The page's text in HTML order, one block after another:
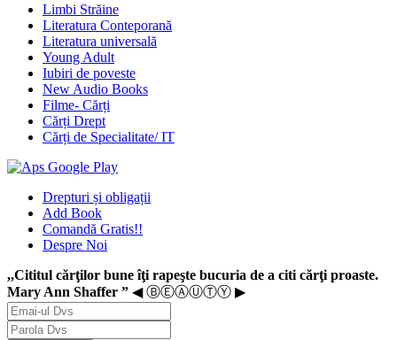
Limbi Străine
Literatura Conteporană
Literatura universală
Young Adult
Iubiri de poveste
New Audio Books
Filme- Cărți
Cărți Drept
Cărți de Specialitate/ IT
Drepturi și obligații
Add Book
Comandă Gratis!!
Despre Noi
,,Cititul cărţilor bune îţi rapeşte bucuria de a citi cărţi proaste.
Mary Ann Shaffer ” ◀ ⒷⒺⒶⓊⓉⓎ ▶